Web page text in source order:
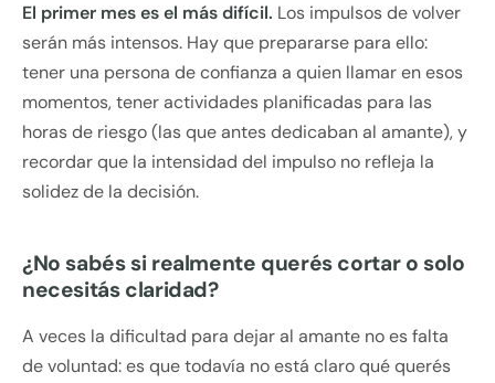
El primer mes es el más difícil. Los impulsos de volver
serán más intensos. Hay que prepararse para ello:
tener una persona de confianza a quien llamar en esos
momentos, tener actividades planificadas para las
horas de riesgo (las que antes dedicaban al amante), y
recordar que la intensidad del impulso no refleja la
solidez de la decisión.
¿No sabés si realmente querés cortar o solo
necesitás claridad?
A veces la dificultad para dejar al amante no es falta
de voluntad: es que todavía no está claro qué querés